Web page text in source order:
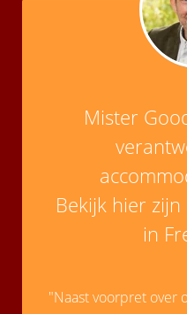
Mister
Bekijk hier
in
"Naast voorpret over